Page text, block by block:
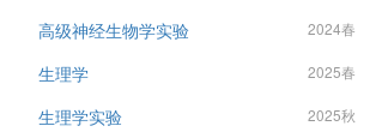
高级神经生物学实验 2024春
生理学 2025春
生理学实验 2025秋